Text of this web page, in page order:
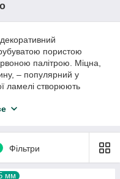
пористою
палітрою. Міцна,
– популярний у
ламелі створюють
світильники,
пиломатеріали на
Фільтри
мм